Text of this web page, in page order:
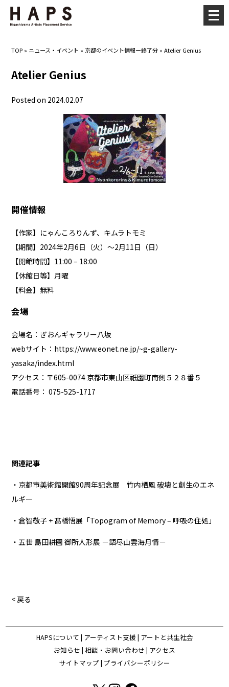
TOP » ニュース・イベント »京都のイベント情報ー終了分 »Atelier Genius
Atelier Genius
Posted on 2024.02.07
開催情報
【作家】にゃんころりんず、キムラトモミ
【期間】2024年2月6日（火）～2月11日（日）
【開館時間】11:00 – 18:00
【休館日等】月曜
【料金】無料
会場
会場名：ぎおんギャラリー八坂
webサイト： https://www.eonet.ne.jp/~g-gallery-
yasaka/index.html
アクセス：〒605-0074 京都市東山区祇園町南側５２８番５
電話番号： 075-525-1717
関連記事
・京都市美術館開館90周年記念展 竹内栖鳳 破壊と創生のエネ
ルギー
・倉智敬子 + 髙橋悟展「Topogram of Memory ‒ 呼吸の住処」
・五世 島田耕園 御所人形展 －語尽山雲海月情－
< 戻る
HAPSについて | アーティスト支援 | アートと共生社会
お知らせ | 相談・お問い合わせ | アクセス
サイトマップ | プライバシーポリシー
メ
ニ